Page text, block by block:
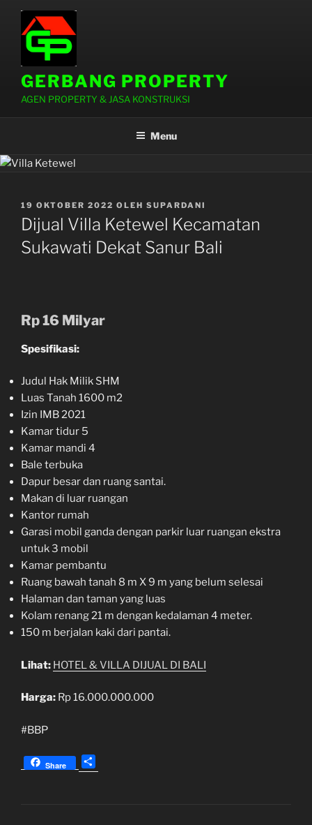
Lompat
konten
GERBANG PROPERTY
AGEN PROPERTY & JASA KONSTRUKSI
Menu
DIPOSKAN
PADA
19 OKTOBER 2022 OLEH SUPARDANI
Dijual Villa Ketewel Kecamatan
Sukawati Dekat Sanur Bali
Rp 16 Milyar
Spesifikasi:
Judul Hak Milik SHM
Luas Tanah 1600 m2
Izin IMB 2021
Kamar tidur 5
Kamar mandi 4
Bale terbuka
Dapur besar dan ruang santai.
Makan di luar ruangan
Kantor rumah
Garasi mobil ganda dengan parkir luar ruangan ekstra
untuk 3 mobil
Kamar pembantu
Ruang bawah tanah 8 m X 9 m yang belum selesai
Halaman dan taman yang luas
Kolam renang 21 m dengan kedalaman 4 meter.
150 m berjalan kaki dari pantai.
Lihat: HOTEL & VILLA DIJUAL DI BALI
Harga: Rp 16.000.000.000
#BBP
Share
h